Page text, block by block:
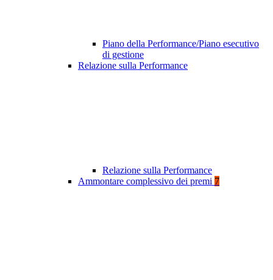
Piano della Performance/Piano esecutivo
di gestione
Relazione sulla Performance
Relazione sulla Performance
Ammontare complessivo dei premi 7